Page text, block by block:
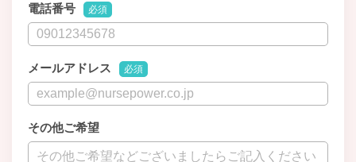
電話番号 必須
メールアドレス 必須
その他ご希望